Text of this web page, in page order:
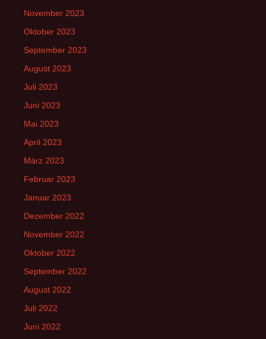
November 2023
Oktober 2023
September 2023
August 2023
Juli 2023
Juni 2023
Mai 2023
April 2023
März 2023
Februar 2023
Januar 2023
Dezember 2022
November 2022
Oktober 2022
September 2022
August 2022
Juli 2022
Juni 2022